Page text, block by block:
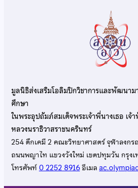
มูลนิธิส่งเสริมโอลิมปิกวิชาการและพัฒนาม
ศึกษา
ในพระอุปถัมภ์สมเด็จพระเจ้าพี่นางเธอ เ
หลวงนราธิวาสราชนครินทร์
254 ตึกเคมี 2 คณะวิทยาศาสตร์ จุฬาลงก
ถนนพญาไท แขวงวังใหม่ เขตปทุมวัน กรุง
โทรศัพท์0 2252 8916อีเมล